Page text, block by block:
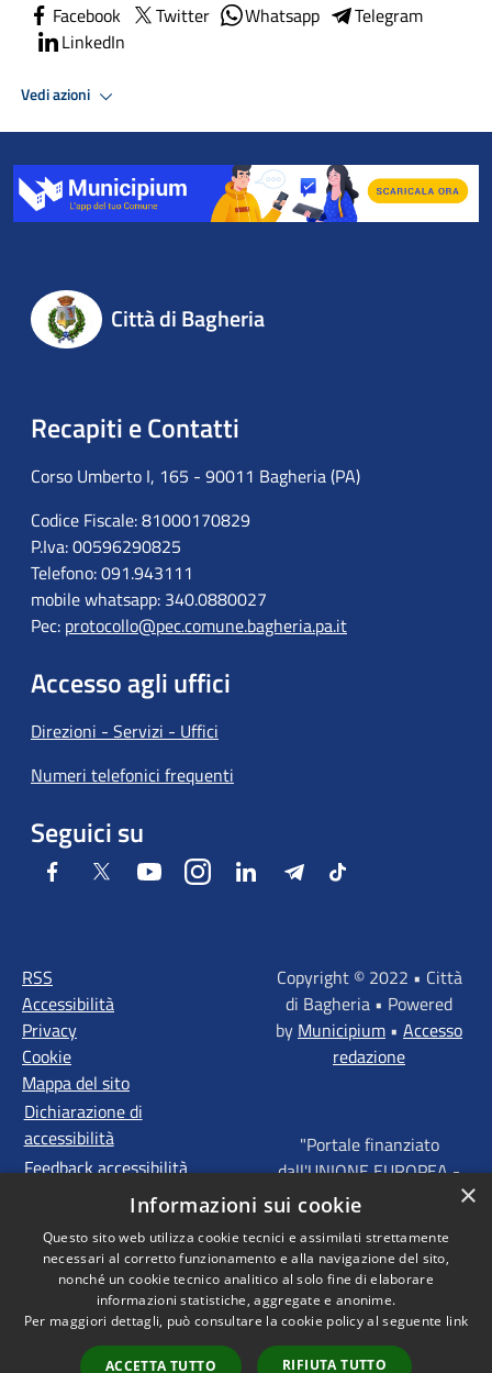
Facebook Twitter Whatsapp
Telegram
LinkedIn
Vedi azioni
Città di Bagheria
Recapiti e Contatti
Corso Umberto I, 165 - 90011 Bagheria (PA)
Codice Fiscale: 81000170829
P.Iva: 00596290825
Telefono: 091.943111
mobile whatsapp: 340.0880027
Pec: protocollo@pec.comune.bagheria.pa.it
Accesso agli uffici
Direzioni - Servizi - Uffici
Numeri telefonici frequenti
Seguici su
Facebook Twitter YoutubeInstagramLinkedIn TelegramTiktok
RSS
Accessibilità
Privacy
Cookie
Mappa del sito
Dichiarazione di
accessibilità
Feedback accessibilità
Copyright © 2022 • Città
di Bagheria • Powered
by Municipium • Accesso
redazione
"Portale finanziato
dall'UNIONE EUROPEA -
FONDI STRUTTURALI
EUROPEI - Programma
Operativo FESR Sicilia
2014 - 2020 Agenda
Urbana ITI "Palermo -
Bagheria"
×
Informazioni sui cookie
Questo sito web utilizza cookie tecnici e assimilati strettamente
necessari al corretto funzionamento e alla navigazione del sito,
nonché un cookie tecnico analitico al solo fine di elaborare
informazioni statistiche, aggregate e anonime.
Per maggiori dettagli, può consultare la cookie policy al seguente link
ACCETTA TUTTO RIFIUTA TUTTO